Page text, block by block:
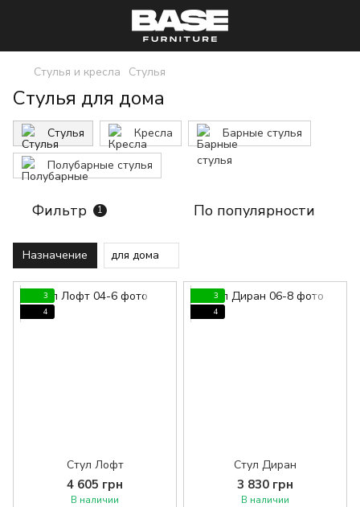
Стулья и кресла Стулья
Стулья для дома
Стулья Кресла Барные стулья
Полубарные стулья
Фильтр 1 По популярности
Назначение для дома
3
4
Стул Лофт
4 605 грн
В наличии
3
4
Стул Диран
3 830 грн
В наличии